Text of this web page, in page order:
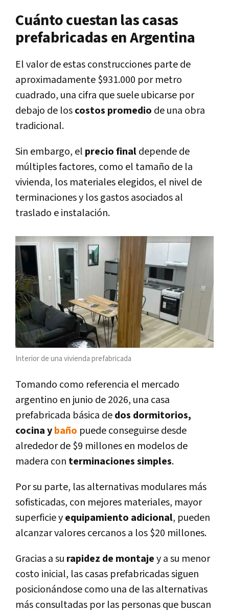
Cuánto cuestan las casas
prefabricadas en Argentina
El valor de estas construcciones parte de
aproximadamente $931.000 por metro
cuadrado, una cifra que suele ubicarse por
debajo de loscostos promedio de una obra
tradicional.
Sin embargo, el precio finaldepende de
múltiples factores, como el tamaño de la
vivienda, los materiales elegidos, el nivel de
terminaciones y los gastos asociados al
traslado e instalación.
Interior de una vivienda prefabricada
Tomando como referencia el mercado
argentino en junio de 2026, una casa
prefabricada básica dedos dormitorios,
cocina ybaño puede conseguirse desde
alrededor de $9 millones en modelos de
madera con terminaciones simples.
Por su parte, las alternativas modulares más
sofisticadas, con mejores materiales, mayor
superficie yequipamiento adicional, pueden
alcanzar valores cercanos a los $20 millones.
Gracias a su rapidez de montajey a su menor
costo inicial, las casas prefabricadas siguen
posicionándose como una de las alternativas
más consultadas por las personas que buscan